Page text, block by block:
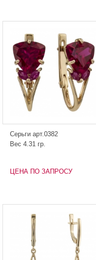
Серьги арт.0382
Вес 4.31 гр.
ЦЕНА ПО ЗАПРОСУ